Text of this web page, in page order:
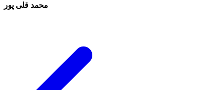
محمد قلی پور